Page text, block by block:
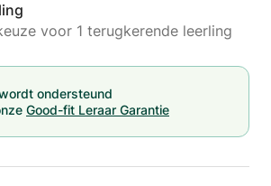
voor 1 terugkerende leerling
ondersteund
Good-fit Leraar Garantie